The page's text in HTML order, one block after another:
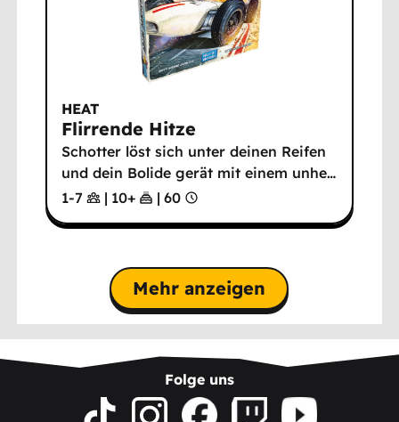
HEAT
Flirrende Hitze
Schotter löst sich unter deinen Reifen
und dein Bolide gerät mit einem unhe…
1-7
| 10+ | 60
Mehr anzeigen
Folge uns